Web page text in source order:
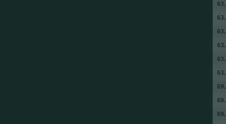
63.
63.
63.
63.
63.
63.
69.
69.
69.